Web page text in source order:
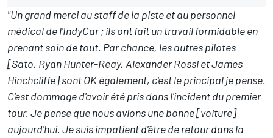
"Un grand merci au staff de la piste et au personnel
médical de l'IndyCar ; ils ont fait un travail formidable en
prenant soin de tout. Par chance, les autres pilotes
[Sato, Ryan Hunter-Reay, Alexander Rossi et James
Hinchcliffe] sont OK également, c'est le principal je pense.
C'est dommage d'avoir été pris dans l'incident du premier
tour. Je pense que nous avions une bonne [voiture]
aujourd'hui. Je suis impatient d'être de retour dans la